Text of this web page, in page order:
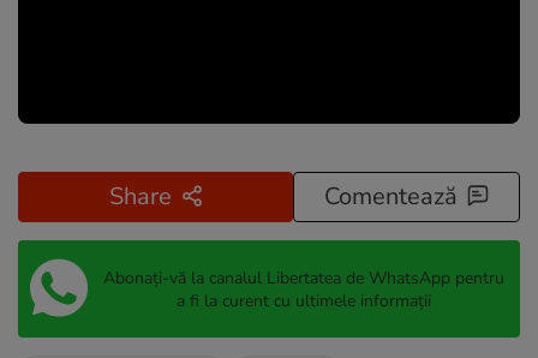
Share Comentează
Abonați-vă la canalul Libertatea de WhatsApp pentru
a fi la curent cu ultimele informații